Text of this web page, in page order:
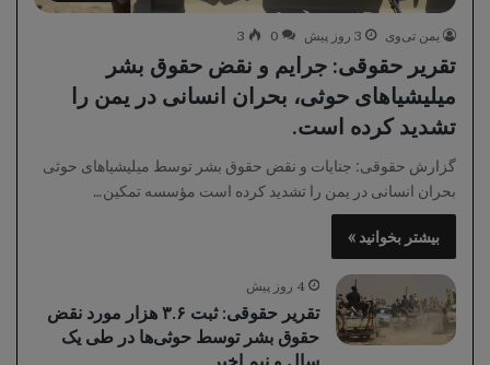
یمن تی‌وی 3 روز پیش 0
3
تقرير حقوقی: جرایم و نقض حقوق بشر
میلیشیاهای حوثی، بحران انسانی در یمن را
تشدید کرده است.
گزارش حقوقی: جنایات و نقض حقوق بشر توسط میلیشیاهای حوثی
بحران انسانی در یمن را تشدید کرده است مؤسسه تمکین…
بیشتر بخوانید »
4 روز پیش
تقرير حقوقی: ثبت ۳.۶ هزار مورد نقض
حقوق بشر توسط حوثی‌ها در طی یک
سال و نیم اخیر.